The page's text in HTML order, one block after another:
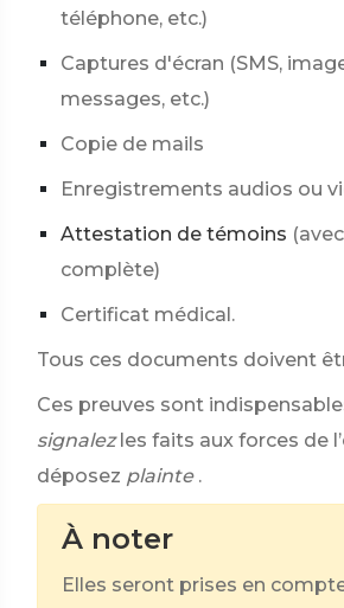
téléphone, etc.)
Captures d'écran (SMS,
messages, etc.)
Copie de mails
Enregistrements audios ou
Attestation de témoins
complète)
Certificat médical.
Tous ces documents doivent
Ces preuves sont
signalez les faits aux forces de
déposez plainte .
À noter
Elles seront prises en